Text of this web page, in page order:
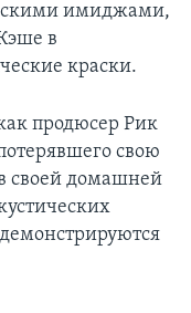
имиджами,
в
краски.
продюсер Рик
свою
своей домашней